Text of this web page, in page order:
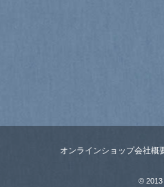
オンラインショップ会社概
© 2013